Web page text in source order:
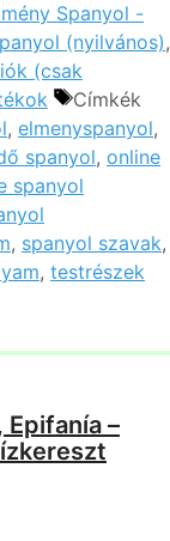
Spanyol -
(nyilvános),
(csak
Címkék
, elmenyspanyol,
spanyol, online
spanyol
, spanyol szavak,
, testrészek
Epifanía –